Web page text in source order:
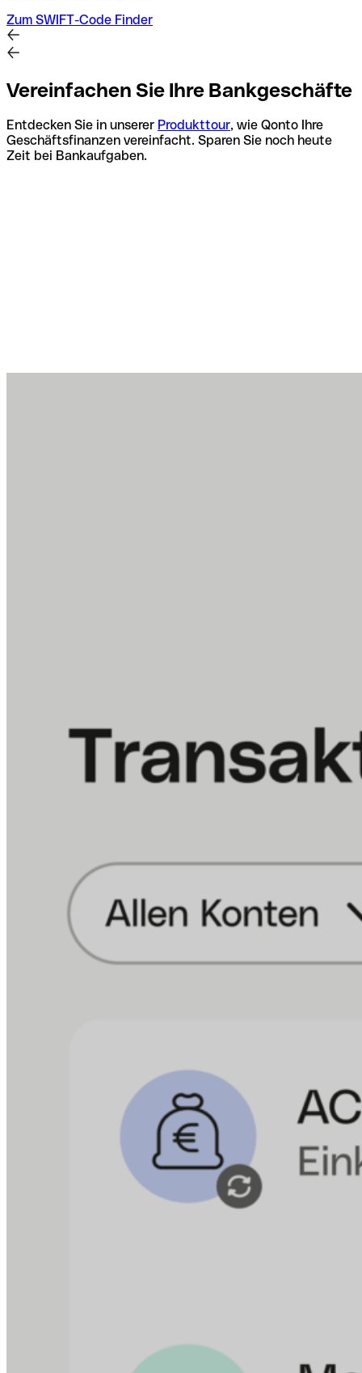
Zum SWIFT-Code Finder
Vereinfachen Sie Ihre Bankgeschäfte
Entdecken Sie in unserer Produkttour, wie Qonto Ihre
Geschäftsfinanzen vereinfacht. Sparen Sie noch heute
Zeit bei Bankaufgaben.